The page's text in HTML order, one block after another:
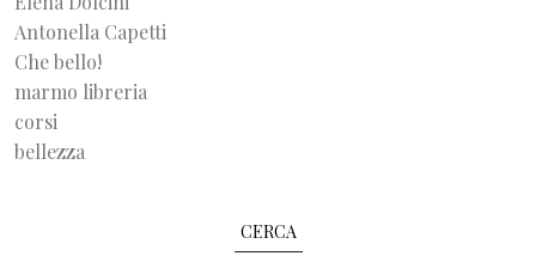
Antonella Capetti
Che bello!
marmo libreria
corsi
bellezza
CERCA